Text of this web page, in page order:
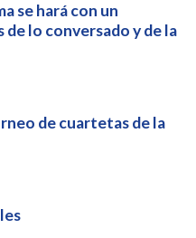
se hará con un
de lo conversado y de la
de cuartetas de la